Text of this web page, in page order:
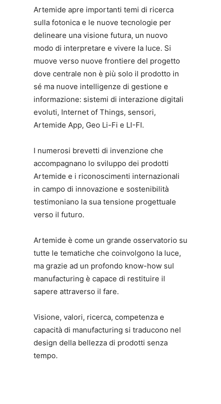
Artemide apre importanti temi di ricerca
sulla fotonica e le nuove tecnologie per
delineare una visione futura, un nuovo
modo di interpretare e vivere la luce. Si
muove verso nuove frontiere del progetto
dove centrale non è più solo il prodotto in
sé ma nuove intelligenze di gestione e
informazione: sistemi di interazione digitali
evoluti, Internet of Things, sensori,
Artemide App, Geo Li-Fi e LI-FI.
I numerosi brevetti di invenzione che
accompagnano lo sviluppo dei prodotti
Artemide e i riconoscimenti internazionali
in campo di innovazione e sostenibilità
testimoniano la sua tensione progettuale
verso il futuro.
Artemide è come un grande osservatorio su
tutte le tematiche che coinvolgono la luce,
ma grazie ad un profondo know-how sul
manufacturing è capace di restituire il
sapere attraverso il fare.
Visione, valori, ricerca, competenza e
capacità di manufacturing si traducono nel
design della bellezza di prodotti senza
tempo.